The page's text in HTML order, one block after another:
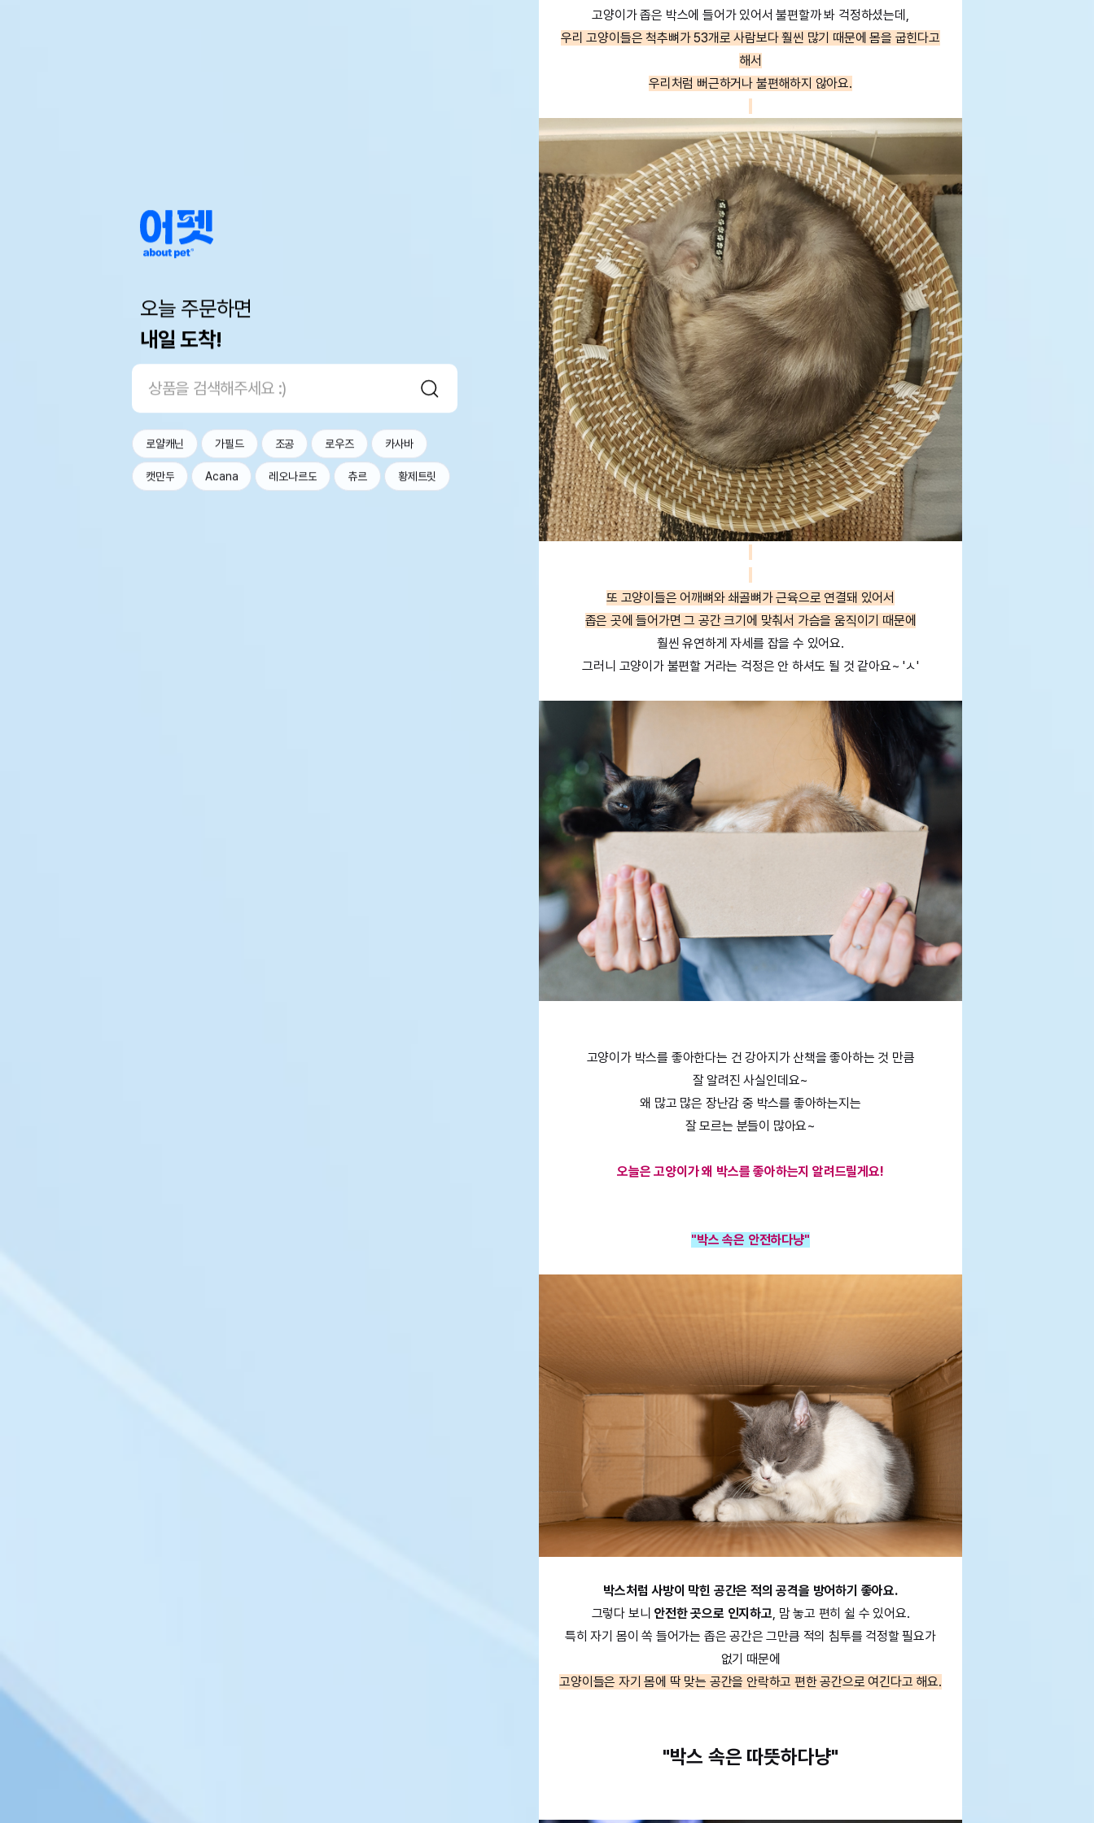
오늘 주문하면
내일 도착!
로얄캐닌 가필드 조공 로우즈 카사바
캣만두 Acana 레오나르도 츄르 황제트릿
고양이가 좁은 박스에 들어가 있어서 불편할까 봐 걱정하셨는데,
우리 고양이들은 척추뼈가 53개로 사람보다 훨씬 많기 때문에 몸을 굽힌다고
해서
우리처럼 뻐근하거나 불편해하지 않아요.
또 고양이들은 어깨뼈와 쇄골뼈가 근육으로 연결돼 있어서
좁은 곳에 들어가면 그 공간 크기에 맞춰서 가슴을 움직이기 때문에
훨씬 유연하게 자세를 잡을 수 있어요.
그러니 고양이가 불편할 거라는 걱정은 안 하셔도 될 것 같아요~ 'ㅅ'
고양이가 박스를 좋아한다는 건 강아지가 산책을 좋아하는 것 만큼
잘 알려진 사실인데요~
왜 많고 많은 장난감 중 박스를 좋아하는지는
잘 모르는 분들이 많아요~
오늘은 고양이가 왜 박스를 좋아하는지 알려드릴게요!
"박스 속은 안전하다냥"
박스처럼 사방이 막힌 공간은 적의 공격을 방어하기 좋아요.
그렇다 보니 안전한 곳으로 인지하고 , 맘 놓고 편히 쉴 수 있어요.
특히 자기 몸이 쏙 들어가는 좁은 공간은 그만큼 적의 침투를 걱정할 필요가
없기 때문에
고양이들은 자기 몸에 딱 맞는 공간을 안락하고 편한 공간으로 여긴다고 해요.
"박스 속은 따뜻하다냥"